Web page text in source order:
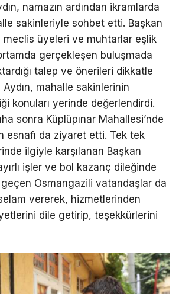
namazın ardından ikramlarda
sakinleriyle sohbet etti. Başkan
meclis üyeleri ve muhtarlar eşlik
gerçekleşen buluşmada
talep ve önerileri dikkatle
mahalle sakinlerinin
konuları yerinde değerlendirdi.
sonra Küplüpınar Mahallesi’nde
esnafı da ziyaret etti. Tek tek
ilgiyle karşılanan Başkan
işler ve bol kazanç dileğinde
Osmangazili vatandaşlar da
selam vererek, hizmetlerinden
dile getirip, teşekkürlerini